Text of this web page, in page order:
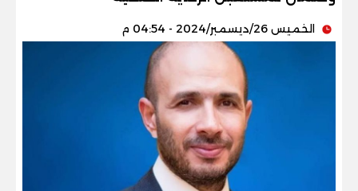
الخميس 26/ديسمبر/2024 - 04:54 م